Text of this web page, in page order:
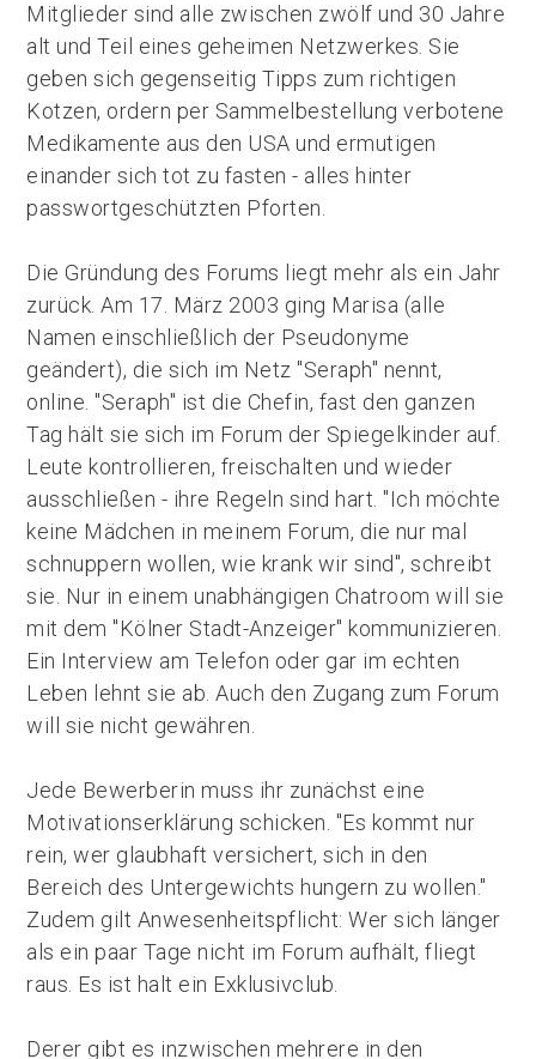
Mitglieder sind alle zwischen zwölf und 30 Jahre
alt und Teil eines geheimen Netzwerkes. Sie
geben sich gegenseitig Tipps zum richtigen
Kotzen, ordern per Sammelbestellung verbotene
Medikamente aus den USA und ermutigen
einander sich tot zu fasten - alles hinter
passwortgeschützten Pforten.
Die Gründung des Forums liegt mehr als ein Jahr
zurück. Am 17. März 2003 ging Marisa (alle
Namen einschließlich der Pseudonyme
geändert), die sich im Netz "Seraph" nennt,
online. "Seraph" ist die Chefin, fast den ganzen
Tag hält sie sich im Forum der Spiegelkinder auf.
Leute kontrollieren, freischalten und wieder
ausschließen - ihre Regeln sind hart. "Ich möchte
keine Mädchen in meinem Forum, die nur mal
schnuppern wollen, wie krank wir sind", schreibt
sie. Nur in einem unabhängigen Chatroom will sie
mit dem "Kölner Stadt-Anzeiger" kommunizieren.
Ein Interview am Telefon oder gar im echten
Leben lehnt sie ab. Auch den Zugang zum Forum
will sie nicht gewähren.
Jede Bewerberin muss ihr zunächst eine
Motivationserklärung schicken. "Es kommt nur
rein, wer glaubhaft versichert, sich in den
Bereich des Untergewichts hungern zu wollen."
Zudem gilt Anwesenheitspflicht: Wer sich länger
als ein paar Tage nicht im Forum aufhält, fliegt
raus. Es ist halt ein Exklusivclub.
Derer gibt es inzwischen mehrere in den